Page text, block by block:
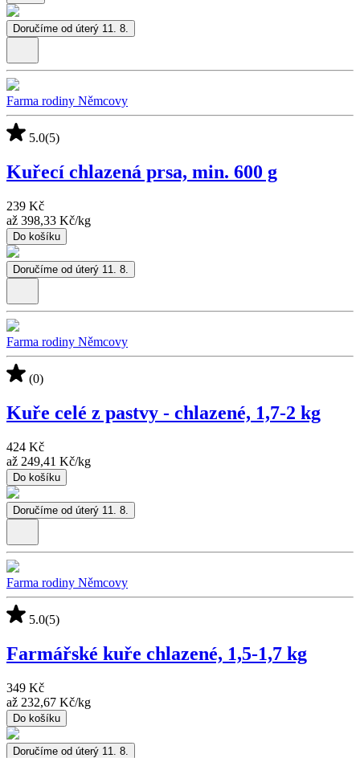
Doručíme od úterý 11. 8.
Farma rodiny Němcovy
5.0(5)
Kuřecí chlazená prsa, min. 600 g
239 Kč
až 398,33 Kč/kg
Do košíku
Doručíme od úterý 11. 8.
Farma rodiny Němcovy
(0)
Kuře celé z pastvy - chlazené, 1,7-2 kg
424 Kč
až 249,41 Kč/kg
Do košíku
Doručíme od úterý 11. 8.
Farma rodiny Němcovy
5.0(5)
Farmářské kuře chlazené, 1,5-1,7 kg
349 Kč
až 232,67 Kč/kg
Do košíku
Doručíme od úterý 11. 8.